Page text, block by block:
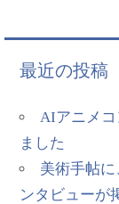
最近の投稿
AIアニメコ
ました
美術手帖に
ンタビューが